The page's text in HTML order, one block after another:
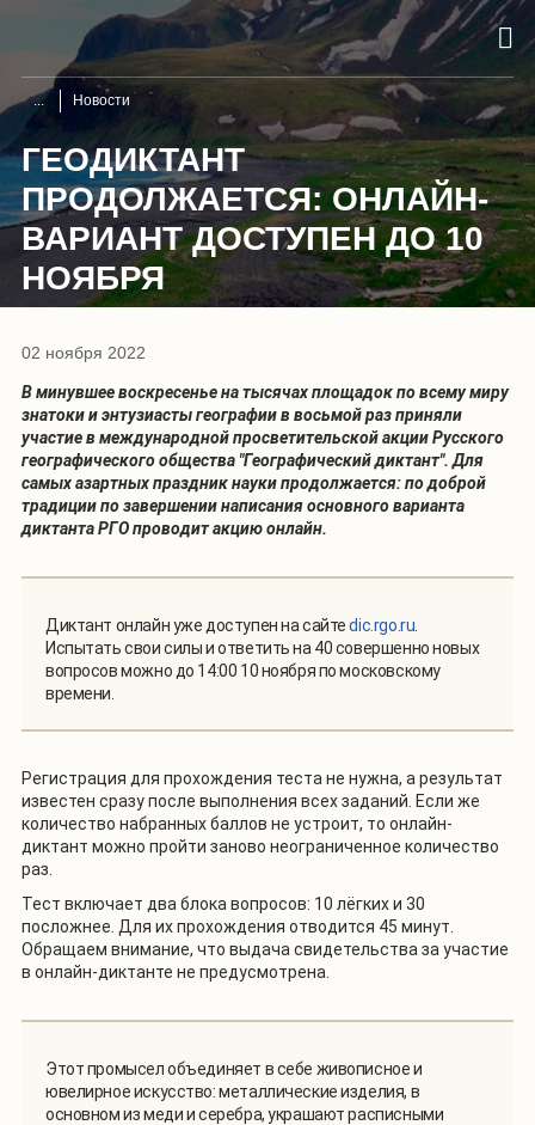
Новости
ГЕОДИКТАНТ
ПРОДОЛЖАЕТСЯ: ОНЛАЙН-
ВАРИАНТ ДОСТУПЕН ДО 10
НОЯБРЯ
02 ноября 2022
В минувшее воскресенье на тысячах площадок по всему миру
знатоки и энтузиасты географии в восьмой раз приняли
участие в международной просветительской акции Русского
географического общества "Географический диктант". Для
самых азартных праздник науки продолжается: по доброй
традиции по завершении написания основного варианта
диктанта РГО проводит акцию онлайн.
Диктант онлайн уже доступен на сайтеdic.rgo.ru
Испытать свои силы и ответить на 40 совершенно новых
вопросов можно до 14:00 10 ноября по московскому
времени.
Регистрация для прохождения теста не нужна, а результат
известен сразу после выполнения всех заданий. Если же
количество набранных баллов не устроит, то онлайн-
диктант можно пройти заново неограниченное количество
раз.
Тест включает два блока вопросов: 10 лёгких и 30
посложнее. Для их прохождения отводится 45 минут.
Обращаем внимание, что выдача свидетельства за участие
в онлайн-диктанте не предусмотрена.
Этот промысел объединяет в себе живописное и
ювелирное искусство: металлические изделия, в
основном из меди и серебра, украшают расписными